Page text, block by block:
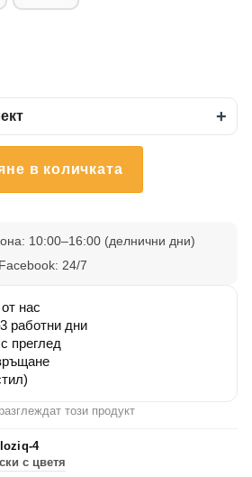
+
в количката
10:00–16:00 (делнични дни)
24/7
нас
работни дни
преглед
този продукт
4
с цветя